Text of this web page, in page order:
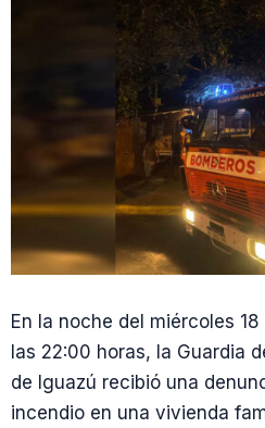
En la noche del miércoles
las 22:00 horas, la Guardia
de Iguazú recibió una
incendio en una vivienda